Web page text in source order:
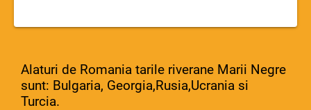
Alaturi de Romania tarile riverane Marii Negre
sunt: Bulgaria, Georgia,Rusia,Ucrania si
Turcia.